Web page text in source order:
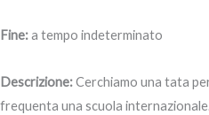
Fine:a tempo indeterminato
Descrizione:Cerchiamo una tata
frequenta una scuola